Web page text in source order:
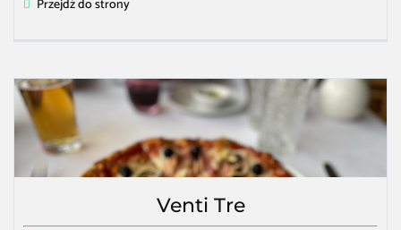
Przejdź do strony
Venti Tre